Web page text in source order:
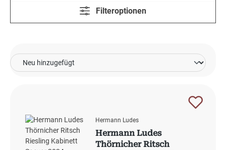
Filteroptionen
Hermann Ludes
Hermann Ludes
Thörnicher Ritsch